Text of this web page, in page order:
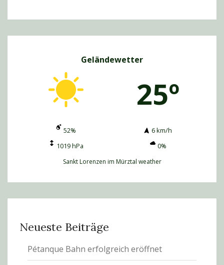
Geländewetter
25º
52%
6 km/h
1019 hPa
0%
Sankt Lorenzen im Mürztal weather
Neueste Beiträge
Pétanque Bahn erfolgreich eröffnet